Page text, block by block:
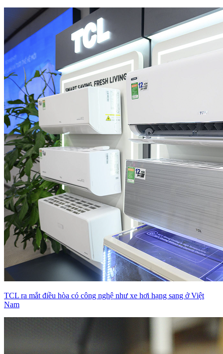
TCL ra mắt điều hòa có công nghệ như xe hơi hạng sang ở Việt
Nam